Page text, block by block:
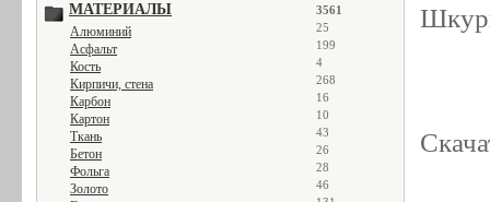
МАТЕРИАЛЫ 3561
Алюминий 25
Асфальт 199
Кость 4
Кирпичи, стена 268
Карбон 16
Картон 10
Ткань 43
Бетон 26
Фольга 28
Золото 46